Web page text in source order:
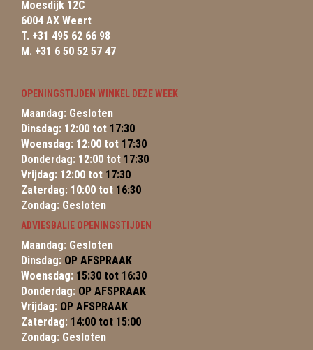
Moesdijk 12C
6004 AX Weert
T. +31 495 62 66 98
M. +31 6 50 52 57 47
OPENINGSTIJDEN WINKEL DEZE WEEK
Maandag: Gesloten
Dinsdag: 12:00 tot 17:30
Woensdag: 12:00 tot 17:30
Donderdag: 12:00 tot 17:30
Vrijdag: 12:00 tot 17:30
Zaterdag: 10:00 tot 16:30
Zondag: Gesloten
ADVIESBALIE OPENINGSTIJDEN
Maandag: Gesloten
Dinsdag: OP AFSPRAAK
Woensdag: 15:30 tot 16:30
Donderdag: OP AFSPRAAK
Vrijdag: OP AFSPRAAK
Zaterdag: 14:00 tot 15:00
Zondag: Gesloten